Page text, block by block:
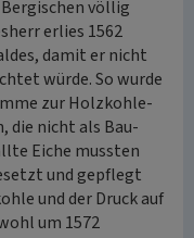
völlig
erlies 1562
damit er nicht
würde. So wurde
zur Holzkohle-
die nicht als Bau-
Eiche mussten
und gepflegt
und der Druck auf
um 1572